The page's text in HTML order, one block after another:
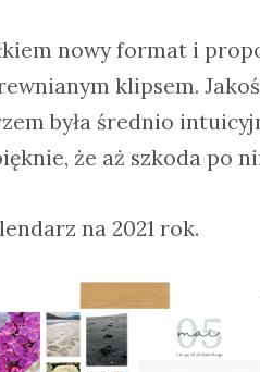
nowy format i
klipsem.
była średnio
że aż szkoda po
na 2021 rok.